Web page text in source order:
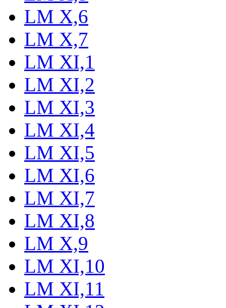
LM X,6
LM X,7
LM XI,1
LM XI,2
LM XI,3
LM XI,4
LM XI,5
LM XI,6
LM XI,7
LM XI,8
LM X,9
LM XI,10
LM XI,11